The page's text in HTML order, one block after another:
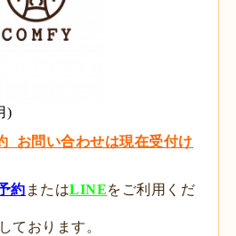
)
お問い合わせは現在受付け
約 またはLINEをご利用くだ
ております。